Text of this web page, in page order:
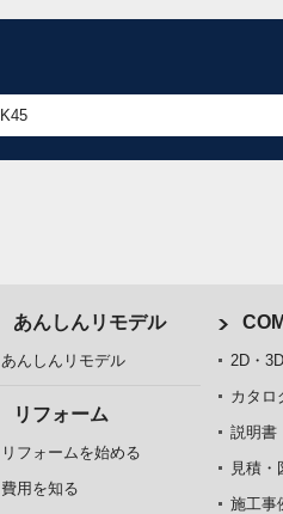
あんしんリモデル
あんしんリモデル
リフォーム
リフォームを始める
費用を知る
2D・
カタロ
説明書
見積・
施工事